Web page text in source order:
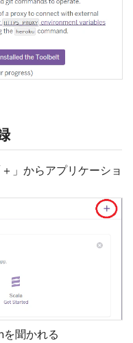
」からアプリケーショ
聞かれる